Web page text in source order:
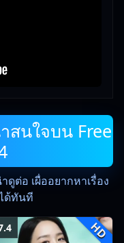
สนใจบน Free
ดูต่อ เผื่ออยากหาเรื่อง
ด้ทันที
HD